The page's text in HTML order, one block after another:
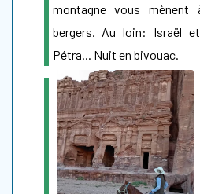
montagne vous
bergers. Au loin: Israël
Pétra... Nuit en bivouac.